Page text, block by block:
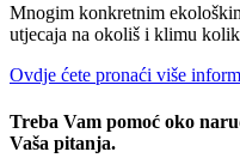
Mnogim konkretnim
utjecaja na okoliš i klimu
Ovdje ćete pronaći više
Treba Vam pomoć oko
Vaša pitanja.